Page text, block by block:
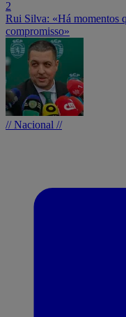
2
Rui Silva: «Há momentos
compromisso»
// Nacional //